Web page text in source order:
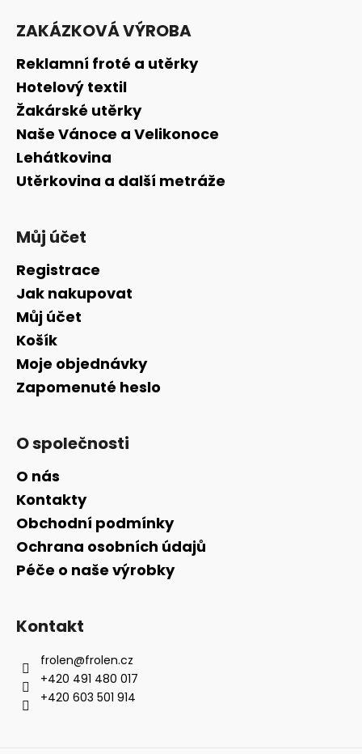
ZAKÁZKOVÁ VÝROBA
Reklamní froté a utěrky
Hotelový textil
Žakárské utěrky
Naše Vánoce a Velikonoce
Lehátkovina
Utěrkovina a další metráže
Můj účet
Registrace
Jak nakupovat
Můj účet
Košík
Moje objednávky
Zapomenuté heslo
O společnosti
O nás
Kontakty
Obchodní podmínky
Ochrana osobních údajů
Péče o naše výrobky
Kontakt
frolen@frolen.cz
+420 491 480 017
+420 603 501 914